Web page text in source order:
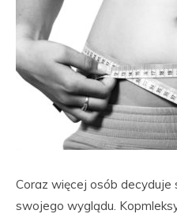
Coraz więcej osób decyduje
swojego wyglądu.